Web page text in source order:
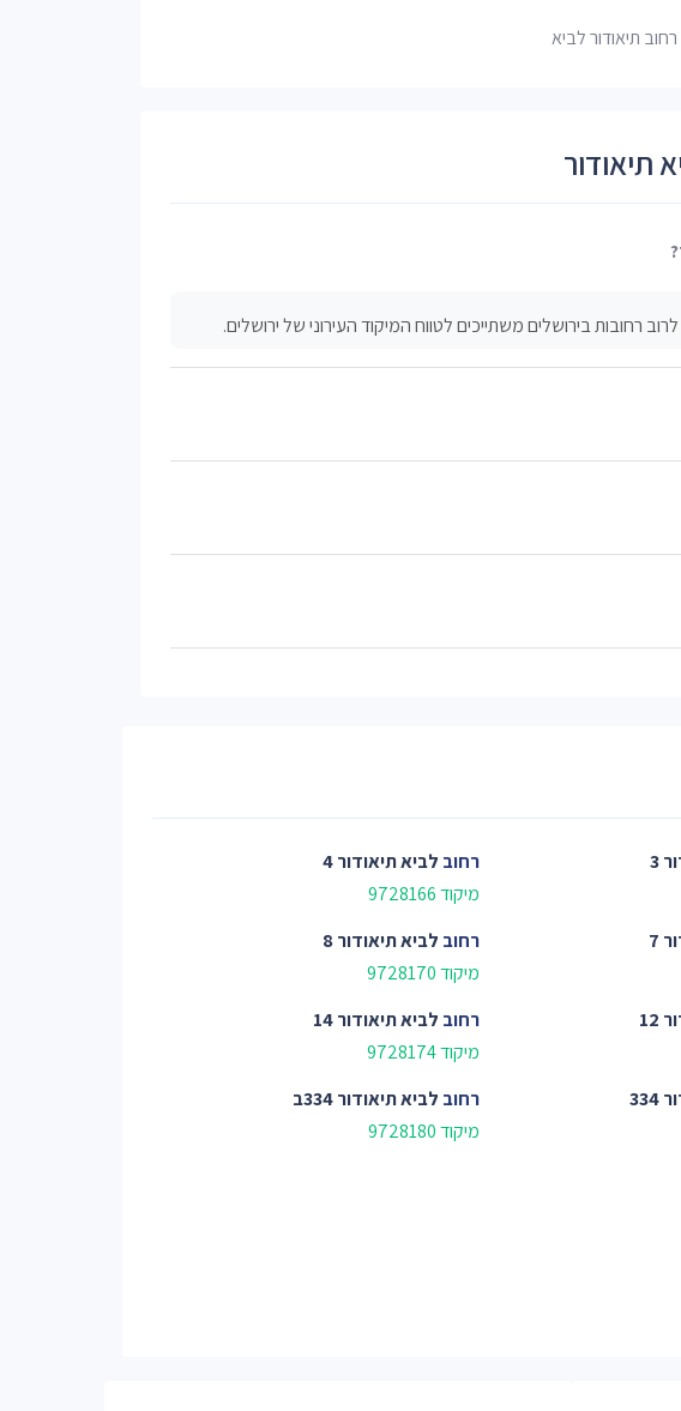
רחוב תיאודור לביא
תיאודור
רחובות בירושלים משתייכים לטווח המיקוד העירוני של ירושלים.
3
רחוב לביא תיאודור 4
מיקוד 9728166
7
רחוב לביא תיאודור 8
מיקוד 9728170
רחוב לביא תיאודור 14
מיקוד 9728174
רחוב לביא תיאודור 334ב
מיקוד 9728180